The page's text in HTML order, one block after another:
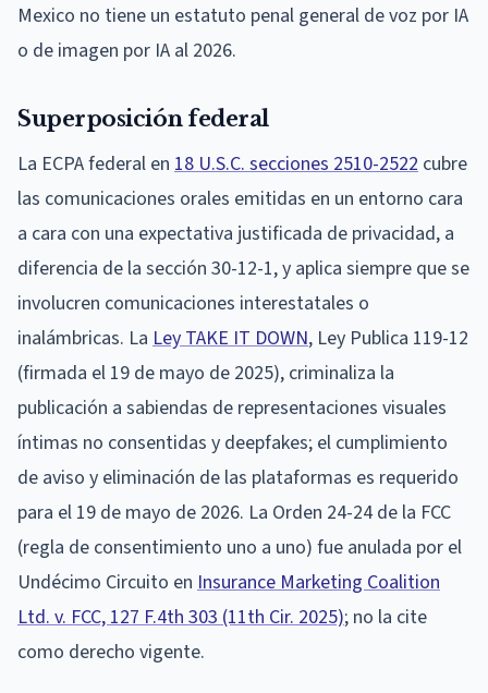
Mexico no tiene un estatuto penal general de voz por IA
o de imagen por IA al 2026.
Superposición federal
La ECPA federal en 18 U.S.C. secciones 2510-2522 cubre
las comunicaciones orales emitidas en un entorno cara
a cara con una expectativa justificada de privacidad, a
diferencia de la sección 30-12-1, y aplica siempre que se
involucren comunicaciones interestatales o
inalámbricas. La Ley TAKE IT DOWN, Ley Publica 119-12
(firmada el 19 de mayo de 2025), criminaliza la
publicación a sabiendas de representaciones visuales
íntimas no consentidas y deepfakes; el cumplimiento
de aviso y eliminación de las plataformas es requerido
para el 19 de mayo de 2026. La Orden 24-24 de la FCC
(regla de consentimiento uno a uno) fue anulada por el
Undécimo Circuito en Insurance Marketing Coalition
Ltd. v. FCC, 127 F.4th 303 (11th Cir. 2025); no la cite
como derecho vigente.